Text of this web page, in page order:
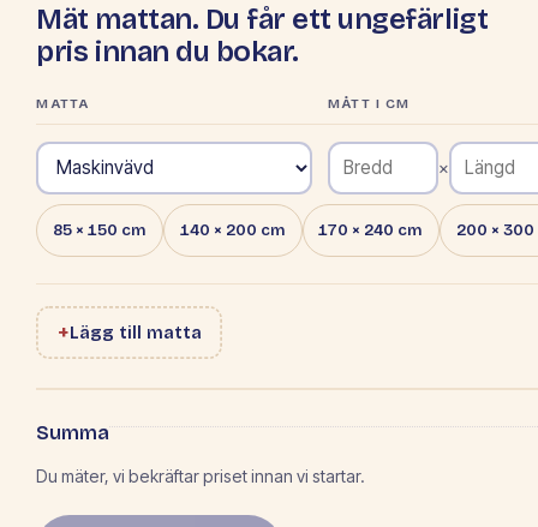
Mät mattan. Du får ett ungefärligt
pris innan du bokar.
MATTA MÅTT I CM
×
85 × 150 cm 140 × 200 cm 170 × 240 cm 200 ×
+Lägg till matta
Summa
Du mäter, vi bekräftar priset innan vi startar.